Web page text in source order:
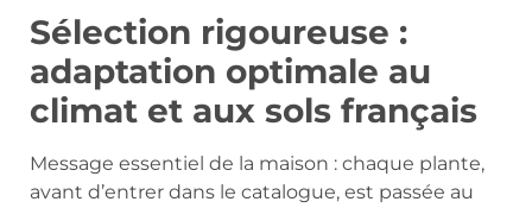
Sélection rigoureuse :
adaptation optimale au
climat et aux sols français
Message essentiel de la maison : chaque plante,
avant d’entrer dans le catalogue, est passée au